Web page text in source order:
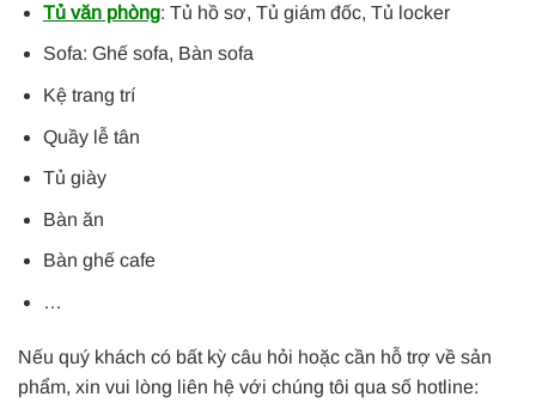
Tủ văn phòng: Tủ hồ sơ, Tủ giám đốc, Tủ locker
Sofa: Ghế sofa, Bàn sofa
Kệ trang trí
Quầy lễ tân
Tủ giày
Bàn ăn
Bàn ghế cafe
…
Nếu quý khách có bất kỳ câu hỏi hoặc cần hỗ trợ về sản
phẩm, xin vui lòng liên hệ với chúng tôi qua số hotline: